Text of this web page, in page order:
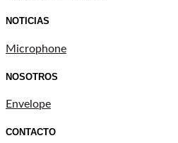
NOTICIAS
Microphone
NOSOTROS
Envelope
CONTACTO